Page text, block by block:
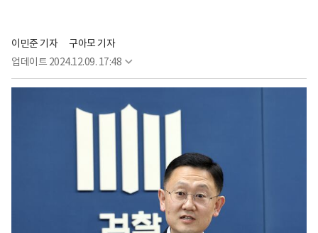
이민준 기자
구아모 기자
업데이트 2024.12.09. 17:48